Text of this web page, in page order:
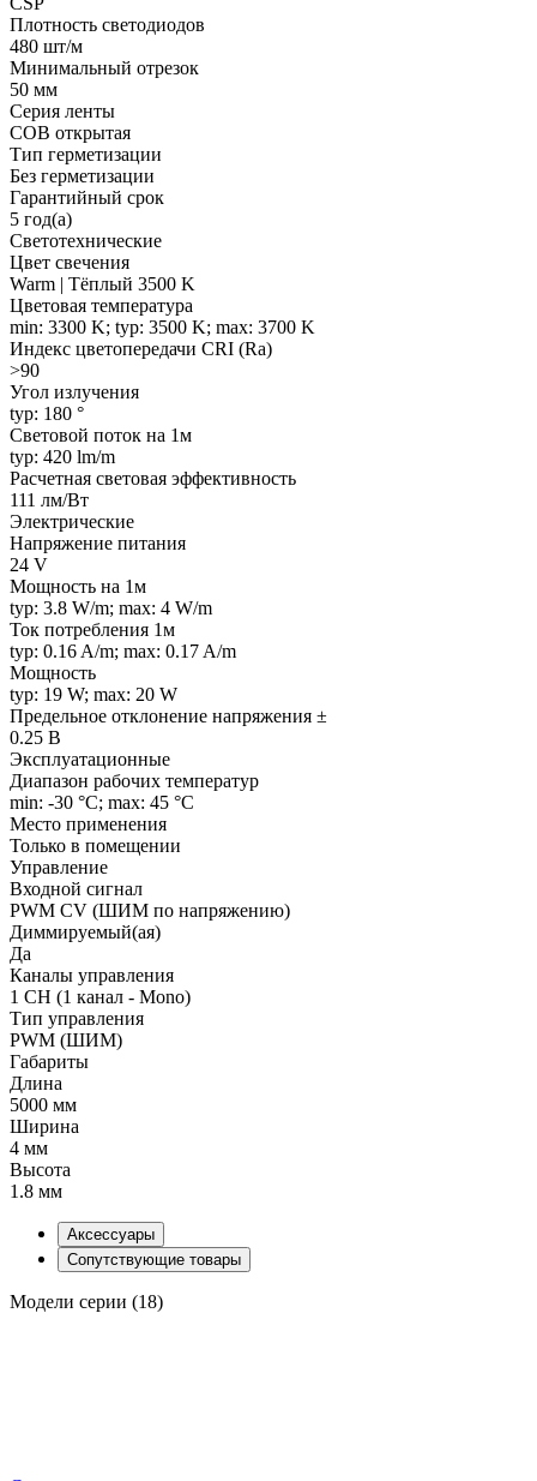
Плотность светодиодов
480 шт/м
Минимальный отрезок
50 мм
Серия ленты
COB открытая
Тип герметизации
Без герметизации
Гарантийный срок
5 год(а)
Светотехнические
Цвет свечения
Warm | Тёплый 3500 K
Цветовая температура
min: 3300 K; typ: 3500 K; max: 3700 K
Индекс цветопередачи CRI (Ra)
>90
Угол излучения
typ: 180 °
Световой поток на 1м
typ: 420 lm/m
Расчетная световая эффективность
111 лм/Вт
Электрические
Напряжение питания
24 V
Мощность на 1м
typ: 3.8 W/m; max: 4 W/m
Ток потребления 1м
typ: 0.16 A/m; max: 0.17 A/m
Мощность
typ: 19 W; max: 20 W
Предельное отклонение напряжения ±
0.25 В
Эксплуатационные
Диапазон рабочих температур
min: -30 °C; max: 45 °C
Место применения
Только в помещении
Управление
Входной сигнал
PWM СV (ШИМ по напряжению)
Диммируемый(ая)
Да
Каналы управления
1 CH (1 канал - Mono)
Тип управления
PWM (ШИМ)
Габариты
Длина
5000 мм
Ширина
4 мм
Высота
1.8 мм
Аксессуары
Сопутствующие товары
Модели серии (18)